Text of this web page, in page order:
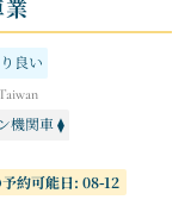
業
良い
機関車 ⧫
ク ⧫
約可能日: 08-12